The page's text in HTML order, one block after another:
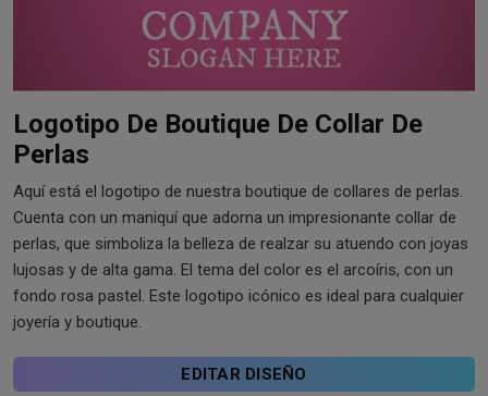
Logotipo De Boutique De Collar De
Perlas
Aquí está el logotipo de nuestra boutique de collares de perlas.
Cuenta con un maniquí que adorna un impresionante collar de
perlas, que simboliza la belleza de realzar su atuendo con joyas
lujosas y de alta gama. El tema del color es el arcoíris, con un
fondo rosa pastel. Este logotipo icónico es ideal para cualquier
joyería y boutique.
EDITAR DISEÑO